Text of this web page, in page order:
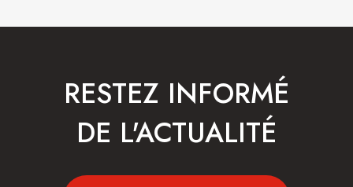
RESTEZ INFORMÉ
DE L'ACTUALITÉ